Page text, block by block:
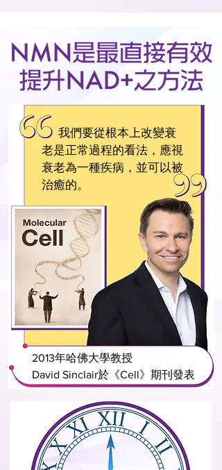
我們要從根本上改變衰
老是正常過程的看法，應視
衰老為一種疾病，並可以被
治癒的。
2013年哈佛大學教授
David Sinclair於《Cell》期刊發表